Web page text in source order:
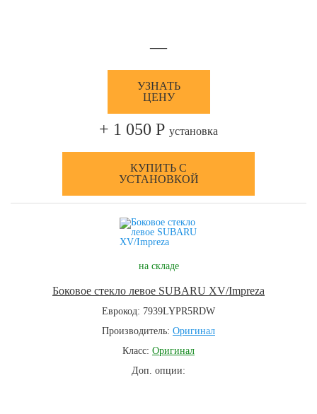
—
УЗНАТЬ
ЦЕНУ
+ 1 050 Р установка
КУПИТЬ С
УСТАНОВКОЙ
на складе
Боковое стекло левое SUBARU XV/Impreza
Еврокод: 7939LYPR5RDW
Производитель: Оригинал
Класс: Оригинал
Доп. опции: